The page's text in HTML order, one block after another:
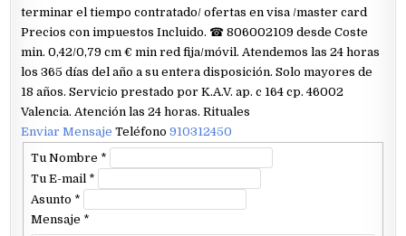
terminar el tiempo contratado/ ofertas en visa /master card
Precios con impuestos Incluido. ☎ 806002109 desde Coste
min. 0,42/0,79 cm € min red fija/móvil. Atendemos las 24 horas
los 365 días del año a su entera disposición. Solo mayores de
18 años. Servicio prestado por K.A.V. ap. c 164 cp. 46002
Valencia. Atención las 24 horas. Rituales
Enviar MensajeTeléfono910312450
Tu Nombre *
Tu E-mail *
Asunto *
Mensaje *